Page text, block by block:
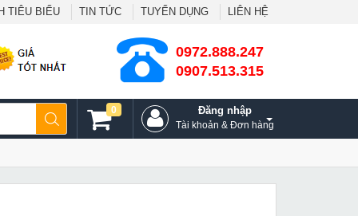
TIÊU BIỂU TIN TỨC TUYỂN DỤNG LIÊN HỆ
0972.888.247
0907.513.315
Đăng nhập
Tài khoản & Đơn hàng
0